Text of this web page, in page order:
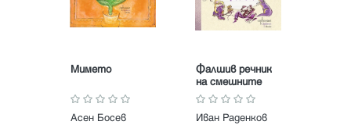
Мимето
Асен Босев
Фалшив речник
на смешните
фрази
Иван Раденков